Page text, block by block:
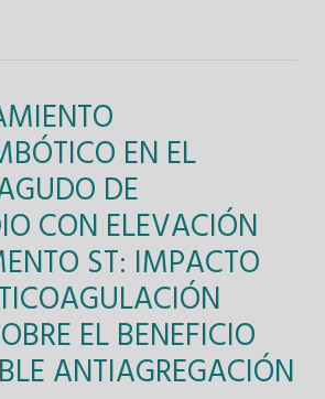
EN EL
DE
CON ELEVACIÓN
ST: IMPACTO
EL BENEFICIO
ANTIAGREGACIÓN